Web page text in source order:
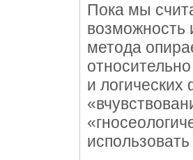
Пока мы
возможность
метода
и